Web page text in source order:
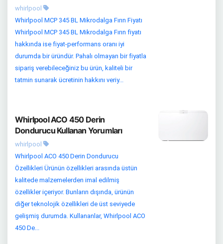
whirlpool
Whirlpool MCP 345 BL Mikrodalga Fırın Fiyatı
Whirlpool MCP 345 BL Mikrodalga Fırın fiyatı
hakkında ise fiyat-performans oranı iyi
durumda bir üründür. Pahalı olmayan bir fiyatla
sipariş verebileceğiniz bu ürün, kaliteli bir
tatmin sunarak ücretinin hakkını veriy...
Whirlpool ACO 450 Derin
Dondurucu Kullanan Yorumları
whirlpool
Whirlpool ACO 450 Derin Dondurucu
Özellikleri Ürünün özellikleri arasında üstün
kalitede malzemelerden imal edilmiş
özellikler içeriyor. Bunların dışında, ürünün
diğer teknolojik özellikleri de üst seviyede
gelişmiş durumda. Kullananlar, Whirlpool ACO
450 De...